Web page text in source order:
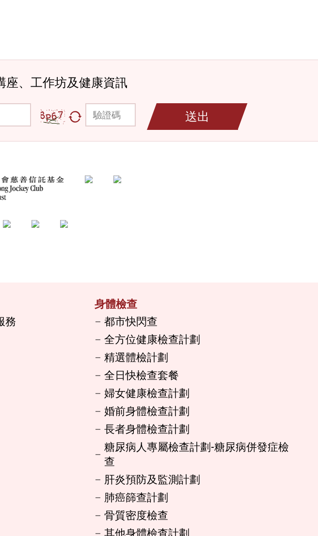
座、工作坊及健康資訊
驗證碼
送出
務
身體檢查
都市快閃查
全方位健康檢查計劃
精選體檢計劃
全日快檢查套餐
婦女健康檢查計劃
婚前身體檢查計劃
長者身體檢查計劃
糖尿病人專屬檢查計劃-糖尿病併發症檢
查
肝炎預防及監測計劃
肺癌篩查計劃
骨質密度檢查
其他身體檢查計劃